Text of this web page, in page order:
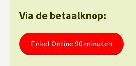
Via de betaalknop:
Enkel Online 90 minuten